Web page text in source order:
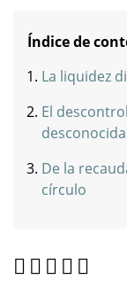
Índice de
La liquidez
El
desconocida
De la
círculo